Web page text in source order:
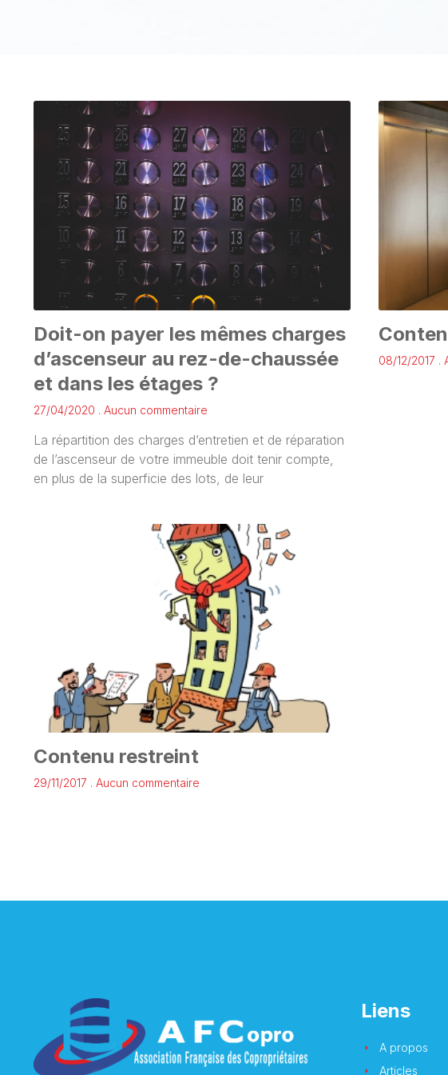
Doit-on payer les mêmes charges
d’ascenseur au rez-de-chaussée
et dans les étages ?
27/04/2020 Aucun commentaire
La répartition des charges d’entretien et de réparation
de l’ascenseur de votre immeuble doit tenir compte,
en plus de la superficie des lots, de leur
08/12/2017
Contenu restreint
29/11/2017 Aucun commentaire
Liens
A propos
Articles